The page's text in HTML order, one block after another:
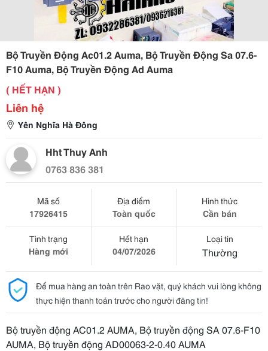
Bộ Truyền Động Ac01.2 Auma, Bộ Truyền Động Sa 07.6-
F10 Auma, Bộ Truyền Động Ad Auma
( HẾT HẠN )
Liên hệ
Yên Nghĩa Hà Đông
Hht Thuy Anh
0763 836 381
Mã số
17926415
Địa điểm
Toàn quốc
Hình thức
Cần bán
Tình trạng
Hàng mới
Hết hạn
04/07/2026
Loại tin
Thường
Để mua hàng an toàn trên Rao vặt, quý khách vui lòng không
thực hiện thanh toán trước cho người đăng tin!
Bộ truyền động AC01.2 AUMA, Bộ truyền động SA 07.6-F10
AUMA, Bộ truyền động AD00063-2-0.40 AUMA